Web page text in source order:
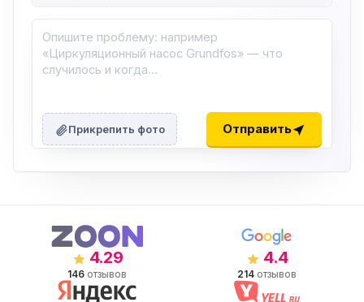
Прикрепить фото Отправить
4.29
146 отзывов
4.4
214 отзывов